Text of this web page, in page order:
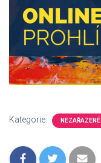
Kategorie: NEZAŘAZENÉ